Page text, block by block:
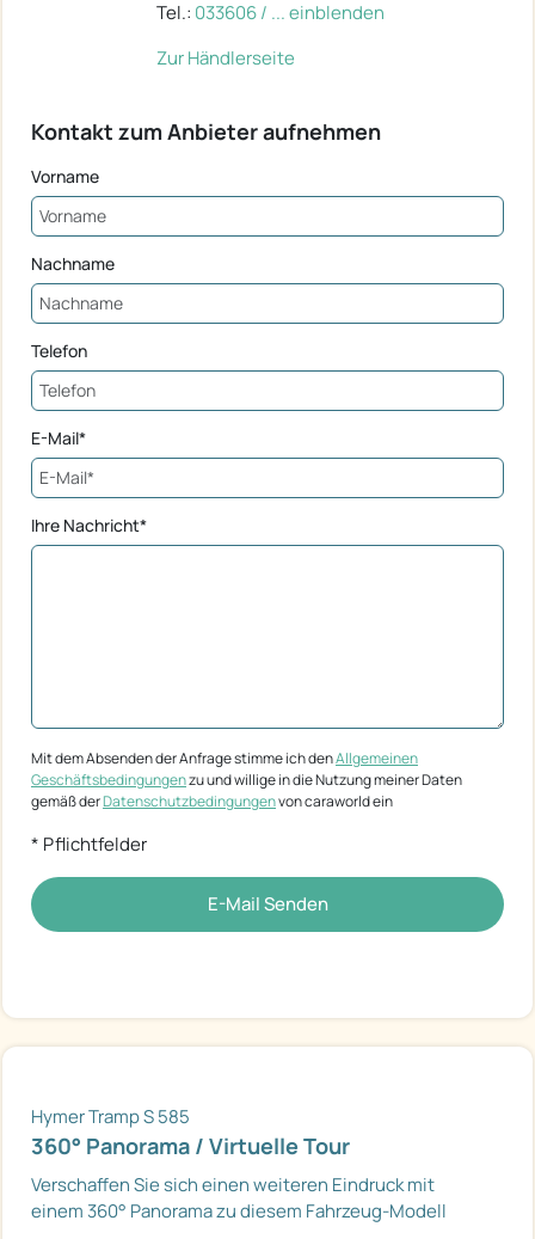
Tel.: 033606 / ... einblenden
Zur Händlerseite
Kontakt zum Anbieter aufnehmen
Vorname
Nachname
Telefon
E-Mail*
Ihre Nachricht*
Mit dem Absenden der Anfrage stimme ich denAllgemeinen
Geschäftsbedingungenzu und willige in die Nutzung meiner Daten
gemäß derDatenschutzbedingungenvon caraworld ein
* Pflichtfelder
E-Mail Senden
Hymer Tramp S 585
360° Panorama / Virtuelle Tour
Verschaffen Sie sich einen weiteren Eindruck mit
einem 360° Panorama zu diesem Fahrzeug-Modell